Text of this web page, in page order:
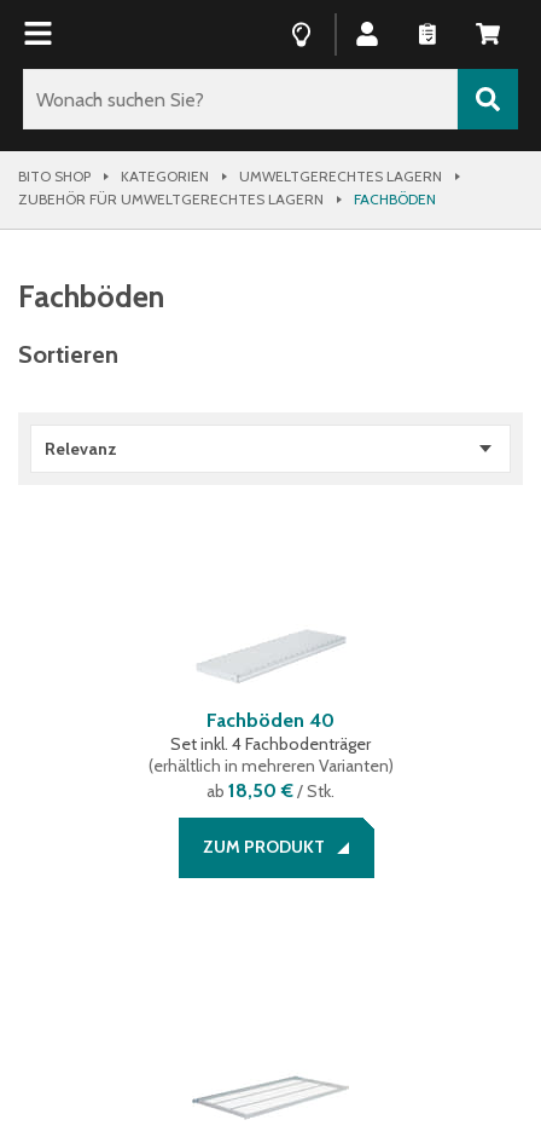
BITO SHOP KATEGORIEN
UMWELTGERECHTES LAGERN
ZUBEHÖR FÜR UMWELTGERECHTES LAGERN
FACHBÖDEN
Fachböden
Sortieren
Relevanz
Fachböden 40
Set inkl. 4 Fachbodenträger
(erhältlich in mehreren Varianten)
ab 18,50 €/ Stk.
ZUM PRODUKT